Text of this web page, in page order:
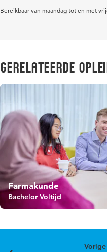
Bereikbaar van maandag tot en met
Gerelateerde
Farmakunde
Bachelor Voltijd
Vorige